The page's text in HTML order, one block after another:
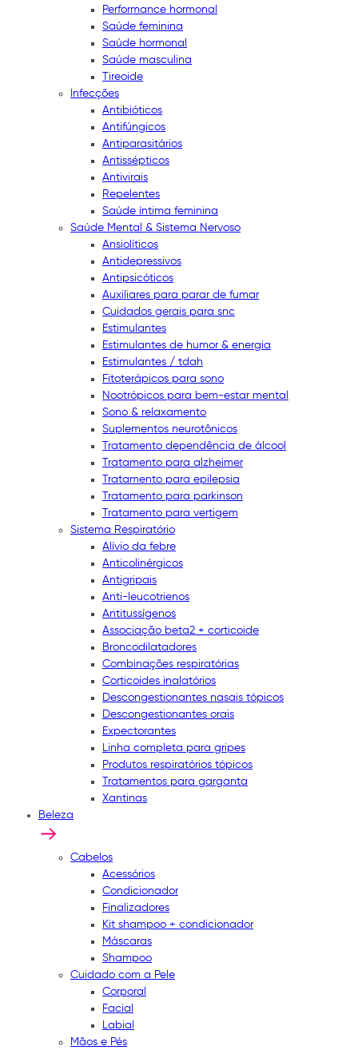
Performance hormonal
Saúde feminina
Saúde hormonal
Saúde masculina
Tireoide
Infecções
Antibióticos
Antifúngicos
Antiparasitários
Antissépticos
Antivirais
Repelentes
Saúde íntima feminina
Saúde Mental & Sistema Nervoso
Ansiolíticos
Antidepressivos
Antipsicóticos
Auxiliares para parar de fumar
Cuidados gerais para snc
Estimulantes
Estimulantes de humor & energia
Estimulantes / tdah
Fitoterápicos para sono
Nootrópicos para bem-estar mental
Sono & relaxamento
Suplementos neurotônicos
Tratamento dependência de álcool
Tratamento para alzheimer
Tratamento para epilepsia
Tratamento para parkinson
Tratamento para vertigem
Sistema Respiratório
Alívio da febre
Anticolinérgicos
Antigripais
Anti-leucotrienos
Antitussígenos
Associação beta2 + corticoide
Broncodilatadores
Combinações respiratórias
Corticoides inalatórios
Descongestionantes nasais tópicos
Descongestionantes orais
Expectorantes
Linha completa para gripes
Produtos respiratórios tópicos
Tratamentos para garganta
Xantinas
Beleza
Cabelos
Acessórios
Condicionador
Finalizadores
Kit shampoo + condicionador
Máscaras
Shampoo
Cuidado com a Pele
Corporal
Facial
Labial
Mãos e Pés